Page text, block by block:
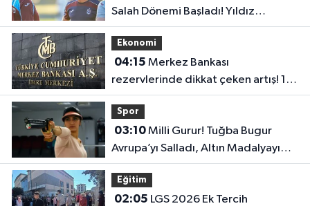
Salah Dönemi Başladı! Yıldız
Futbolcu İlk Antrenmanına Çıktı..
Ekonomi
04:15
rezervlerinde dikkat çeken artış! 1
haftada 1,8 milyar dolar yükseldi..
Spor
03:10Milli Gurur! Tuğba Bugur
Avrupa’yı Salladı, Altın Madalyayı
Türkiye’ye Getirdi..
Eğitim
02:05